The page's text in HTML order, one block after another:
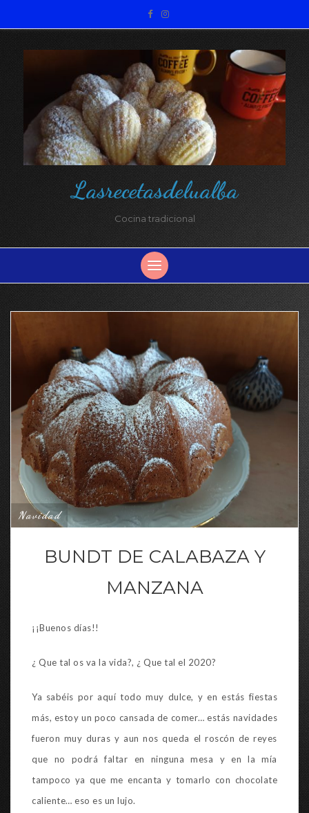
Lasrecetasdelualba
Cocina tradicional
Navidad
BUNDT DE CALABAZA Y
MANZANA
¡¡Buenos días!!
¿ Que tal os va la vida?, ¿ Que tal el 2020?
Ya sabéis por aquí todo muy dulce, y en estás fiestas
más, estoy un poco cansada de comer… estás navidades
fueron muy duras y aun nos queda el roscón de reyes
que no podrá faltar en ninguna mesa y en la mía
tampoco ya que me encanta y tomarlo con chocolate
caliente… eso es un lujo.